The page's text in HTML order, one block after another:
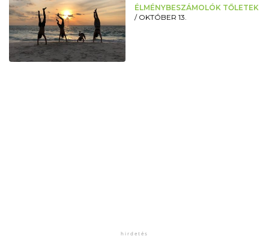
ÉLMÉNYBESZÁMOLÓK TŐLETEK
/ OKTÓBER 13.